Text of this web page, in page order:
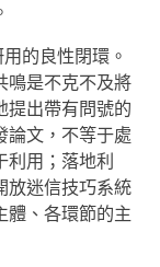
的良性閉環。
鳴是不克不及將
提出帶有問號的
論文，不等于處
用；落地利
放迷信技巧系統
體、各環節的主